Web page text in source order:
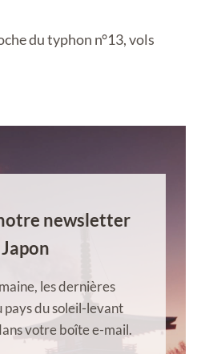
du typhon n°13, vols
newsletter
Japon
les dernières
pays du soleil-levant
votre boîte e-mail.